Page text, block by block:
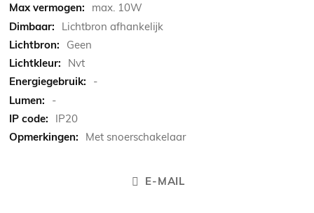
max. 10W
Lichtbron afhankelijk
Geen
Nvt
-
-
IP20
Met snoerschakelaar
E-MAIL